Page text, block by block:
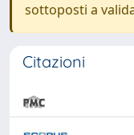
sottoposti a
Citazioni